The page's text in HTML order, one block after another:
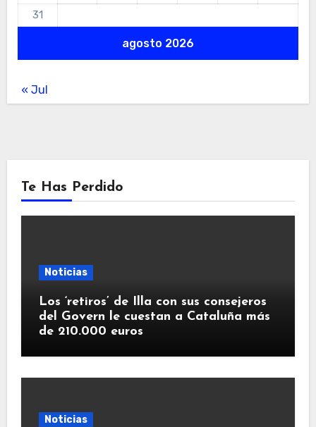
agosto 2026
31
« Jul
Te Has Perdido
Noticias
Los ‘retiros’ de Illa con sus consejeros
del Govern le cuestan a Cataluña más
de 210.000 euros
Noticias